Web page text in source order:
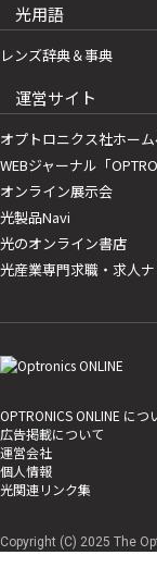
光用語
レンズ辞典＆事典
運営サイト
オプトロニクス社ホー
WEBジャーナル「
オンライン展示会
光製品Navi
光のオンライン書店
光産業専門求職・求人ナ
OPTRONICS ONLINE につ
広告掲載について
運営会社
個人情報
光関連リンク集
Copyright (C) 2025 The